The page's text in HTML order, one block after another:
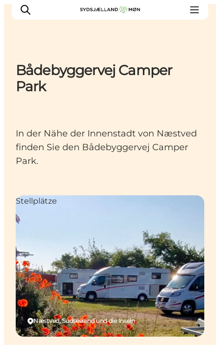
Erleben
Unterkunft
Reise planen
Bådebyggervej Camper
Park
In der Nähe der Innenstadt von Næstved
finden Sie den Bådebyggervej Camper
Park.
Næstved, Südseeland und die Inseln
Stellplätze